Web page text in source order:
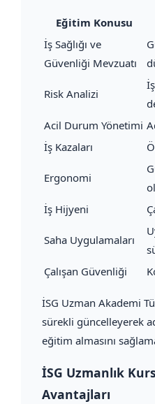
Eğitim Konusu
İş Sağlığı ve
Güvenliği Mevzuatı
Risk Analizi
Acil Durum Yönetimi
İş Kazaları
Ergonomi
İş Hijyeni
Saha Uygulamaları
Çalışan Güvenliği
İSG Uzman Akademi
sürekli güncelleyerek
eğitim almasını
İSG Uzmanlık
Avantajları